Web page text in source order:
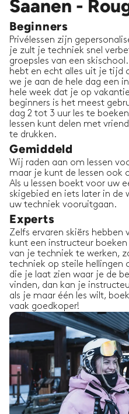
Saanen -
Beginners
Privélessen zijn
je zult je techniek snel
groepsles van een
hebt en echt alles uit je tijd
we je aan de hele dag een
hele week dat je op
beginners is het meest
dag 2 tot 3 uur les te
lessen kunt delen met
te drukken.
Gemiddeld
Wij raden aan om lessen
maar je kunt de lessen ook
Als u lessen boekt voor uw
skigebied en iets later in de
uw techniek vooruitgaan.
Experts
Zelfs ervaren skiërs hebben
kunt een instructeur
van je techniek te werken,
techniek op steile hellingen
die je laat zien waar je de
vinden, dan kan je
als je maar één les wilt,
vaak goedkoper!